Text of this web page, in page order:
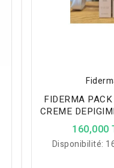
FIDERMA
CREME
JOUR +160,000
Disponibilité: